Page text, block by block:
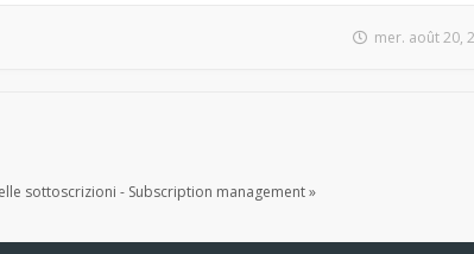
mer. août 20,
sottoscrizioni - Subscription management »